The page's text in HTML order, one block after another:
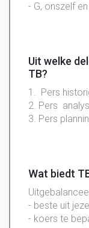
- G, onszelf
Uit welke
TB?
1. Pers
2. Pers
3. Pers
Wat biedt
- beste uit
- koers te